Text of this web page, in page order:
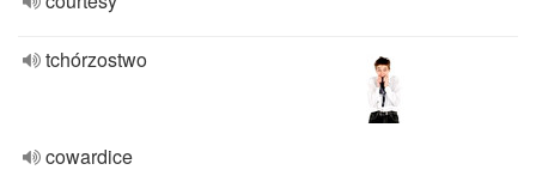
tchórzostwo
cowardice